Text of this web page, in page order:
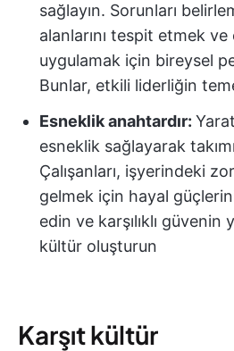
sağlayın. Sorunları
alanlarını tespit etmek
uygulamak için bireysel
Bunlar, etkili liderliğin
Esneklik anahtardır:
esneklik sağlayarak
Çalışanları, işyerindeki
gelmek için hayal
edin ve karşılıklı
kültür oluşturun
Karşıt kültür